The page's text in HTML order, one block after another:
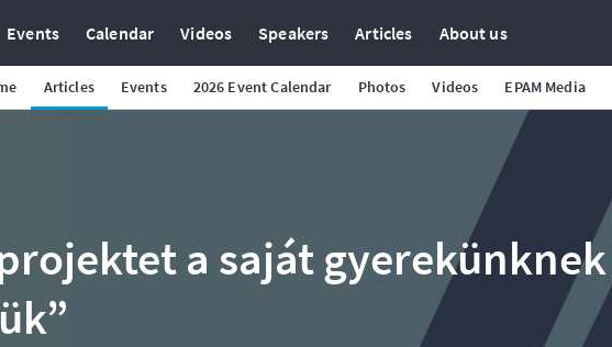
Events Calendar Videos Speakers Articles About us
Articles Events 2026 Event Calendar Photos Videos EPAM Media
a saját gyerekünknek